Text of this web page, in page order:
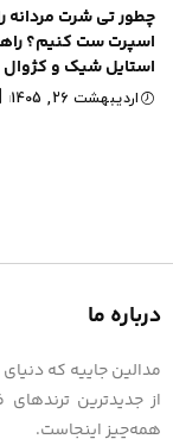
چطور تی شرت مردانه
اسپرت ست کنیم؟
استایل شیک و کژوال
اردیبهشت 26, 1405
درباره ما
مدالین جاییه که
از جدیدترین
همه‌چیز اینجاست.